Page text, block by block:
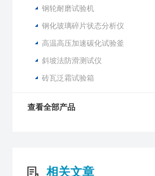
钢轮耐磨试验机
钢化玻璃碎片状态分析仪
高温高压加速碳化试验釜
斜坡法防滑测试仪
砖瓦泛霜试验箱
查看全部产品
相关文章